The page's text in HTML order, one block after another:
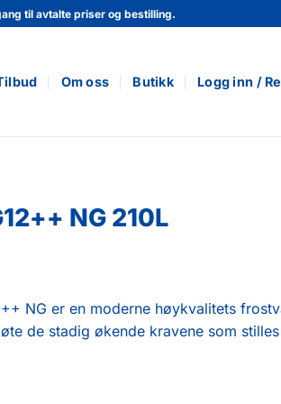
til avtalte priser og bestilling.
Om oss Butikk Logg inn /
NG 210L
NG er en moderne høykvalitets
de stadig økende kravene som